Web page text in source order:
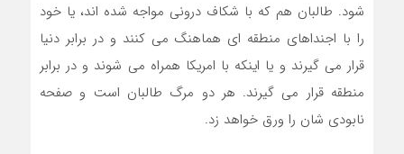
شود. طالبان هم که با شکاف درونی مواجه شده اند، یا خود
را با اجنداهای منطقه ای هماهنگ می کنند و در برابر دنیا
قرار می گیرند و یا اینکه با امریکا همراه می شوند و در برابر
منطقه قرار می گیرند. هر دو مرگ طالبان است و صفحه
نابودی شان را ورق خواهد زد.